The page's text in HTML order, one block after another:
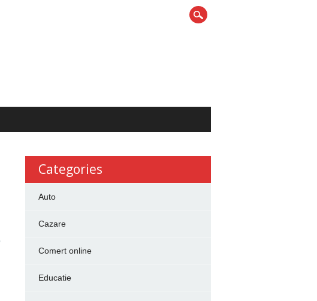
Categories
Auto
Cazare
Comert online
Educatie